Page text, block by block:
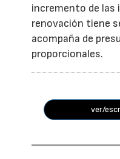
incremento de las
renovación tiene
acompaña de
proporcionales.
ver/